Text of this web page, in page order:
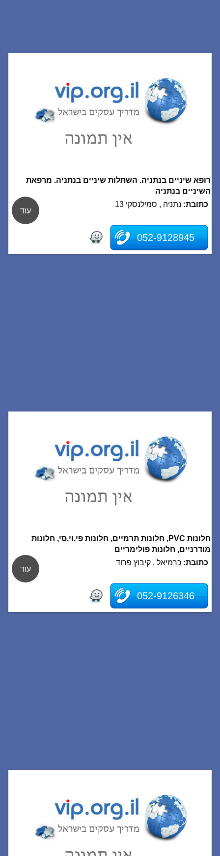
רופא שיניים בנתניה. השתלות שיניים בנתניה. מרפאת
השיניים בנתניה
כתובת: נתניה , סמילנסקי 13
052-9128945
עוד
חלונות PVC, חלונות תרמיים, חלונות פי.וי.סי, חלונות
מודרניים, חלונות פולימריים
כתובת: כרמיאל , קיבוץ פרוד
052-9126346
עוד